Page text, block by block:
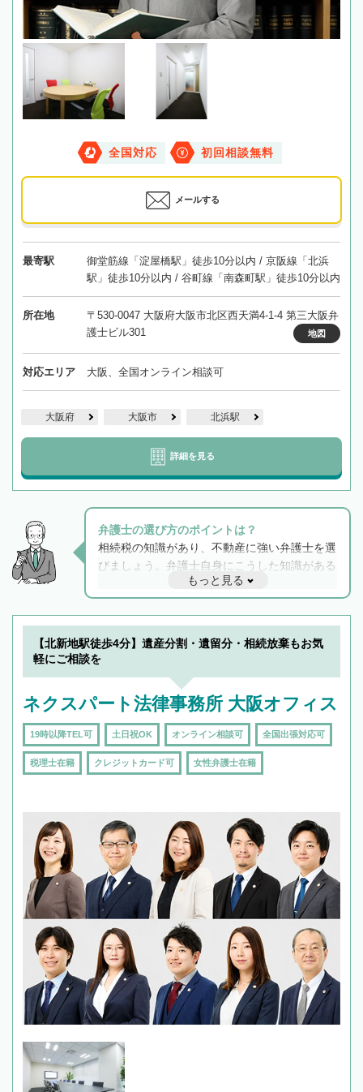
全国対応 初回相談無料
メールする
最寄駅
御堂筋線「淀屋橋駅」徒歩10分以内 / 京阪線「北浜
駅」徒歩10分以内 / 谷町線「南森町駅」徒歩10分以内
所在地
〒530-0047 大阪府大阪市北区西天満4-1-4 第三大阪弁
護士ビル301
地図
対応エリア 大阪、全国オンライン相談可
大阪府 大阪市 北浜駅
詳細を見る
弁護士の選び方のポイントは？
相続税の知識があり、不動産に強い弁護士を選
びましょう。弁護士自身にこうした知識がある
と他士業との連携もスムーズに進み、トラブル
解決のみならず相続をトータルで任せることが
できます。また、相続は感情がからむ分野なの
でフィーリングも重要です。実際に電話や面談
もっと見る
【北新地駅徒歩4分】遺産分割・遺留分・相続放棄もお気
軽にご相談を
ネクスパート法律事務所 大阪オフィス
19時以降TEL可 土日祝OK オンライン相談可 全国出張対応可
税理士在籍 クレジットカード可 女性弁護士在籍